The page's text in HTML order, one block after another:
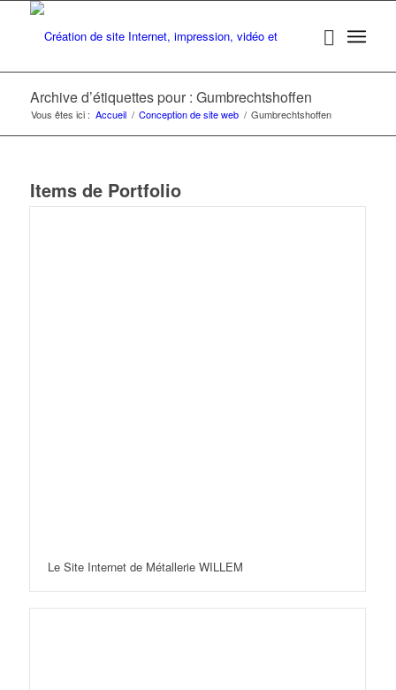
Archive d’étiquettes pour : Gumbrechtshoffen
Vous êtes ici : Accueil / Conception de site web / Gumbrechtshoffen
Items de Portfolio
Le Site Internet de Métallerie WILLEM